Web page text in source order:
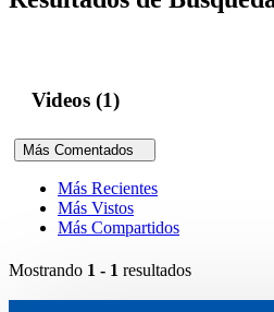
Videos (1)
Más Comentados
Más Recientes
Más Vistos
Más Compartidos
Mostrando 1 - 1 resultados